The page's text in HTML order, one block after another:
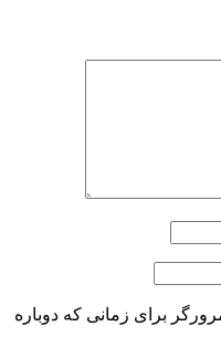
زمانی که دوباره